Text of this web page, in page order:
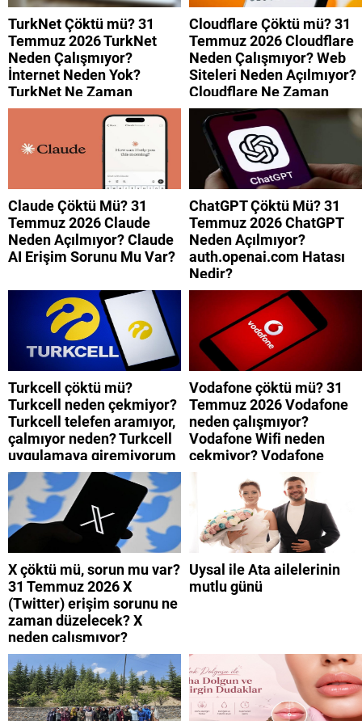
TurkNet Çöktü mü? 31
Temmuz 2026 TurkNet
Neden Çalışmıyor?
İnternet Neden Yok?
TurkNet Ne Zaman
Düzelecek?
Cloudflare Çöktü mü? 31
Temmuz 2026 Cloudflare
Neden Çalışmıyor? Web
Siteleri Neden Açılmıyor?
Cloudflare Ne Zaman
Düzelecek?
Claude Çöktü Mü? 31
Temmuz 2026 Claude
Neden Açılmıyor? Claude
AI Erişim Sorunu Mu Var?
ChatGPT Çöktü Mü? 31
Temmuz 2026 ChatGPT
Neden Açılmıyor?
auth.openai.com Hatası
Nedir?
Turkcell çöktü mü?
Turkcell neden çekmiyor?
Turkcell telefen aramıyor,
çalmıyor neden? Turkcell
uygulamaya giremiyorum
neden? Turkcell internet
neden yavaş?
Vodafone çöktü mü? 31
Temmuz 2026 Vodafone
neden çalışmıyor?
Vodafone Wifi neden
çekmiyor? Vodafone
mobil uygulamaya neden
giremiyorum?
X çöktü mü, sorun mu var?
31 Temmuz 2026 X
(Twitter) erişim sorunu ne
zaman düzelecek? X
neden çalışmıyor?
Uysal ile Ata ailelerinin
mutlu günü